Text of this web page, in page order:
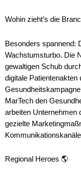
Wohin zieht’s die
Besonders spannend:
Wachstumsturbo. Die
gewaltigen Schub
digitale Patientenakten
MarTech den
arbeiten Unternehmen
gezielte
Regional Heroes 🌎